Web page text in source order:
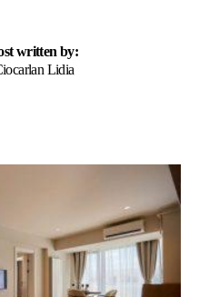
written by:
Lidia